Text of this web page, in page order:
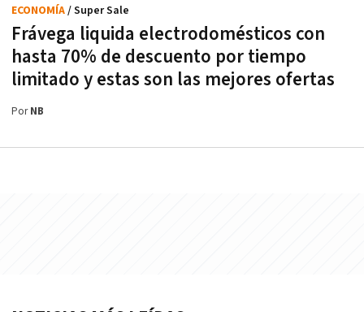
Frávega liquida electrodomésticos con
hasta 70% de descuento por tiempo
limitado y estas son las mejores ofertas
ECONOMÍA/ Super Sale
PorNB